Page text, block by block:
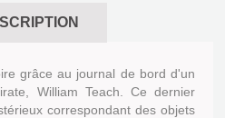
grâce au journal de bord d'un
William Teach. Ce dernier
correspondant des objets